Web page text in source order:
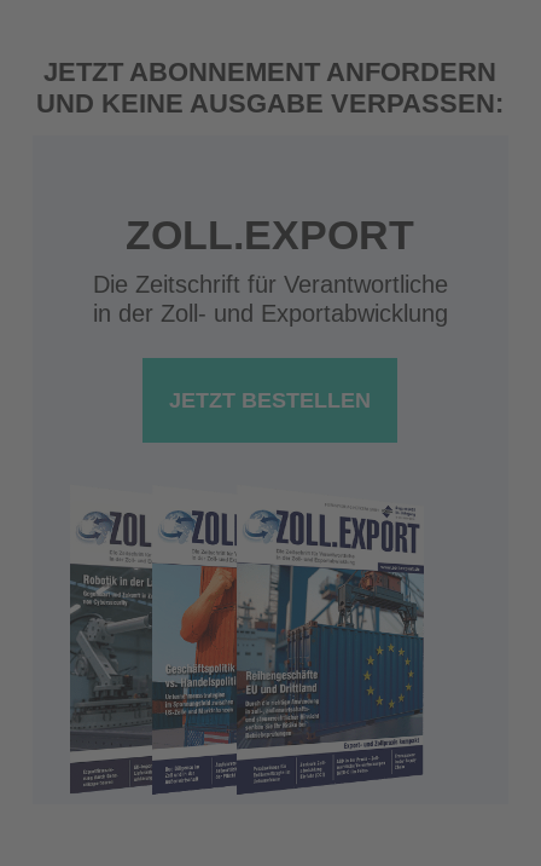
JETZT ABONNEMENT ANFORDERN
UND KEINE AUSGABE VERPASSEN:
ZOLL.EXPORT
Die Zeitschrift für Verantwortliche
in der Zoll- und Exportabwicklung
JETZT BESTELLEN